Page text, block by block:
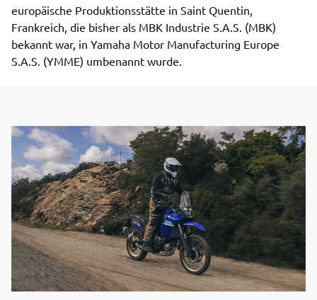
europäische Produktionsstätte in Saint Quentin,
Frankreich, die bisher als MBK Industrie S.A.S. (MBK)
bekannt war, in Yamaha Motor Manufacturing Europe
S.A.S. (YMME) umbenannt wurde.